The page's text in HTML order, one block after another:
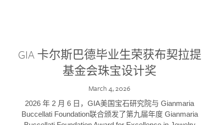
GIA 卡尔斯巴德毕业生荣获布契拉提
基金会珠宝设计奖
March 4, 2026
2026 年 2 月 6 日，GIA美国宝石研究院与 Gianmaria
Buccellati Foundation联合颁发了第九届年度 Gianmaria